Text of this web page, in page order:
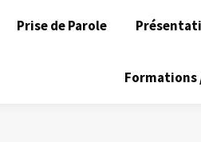
Prise de Parole
Formations